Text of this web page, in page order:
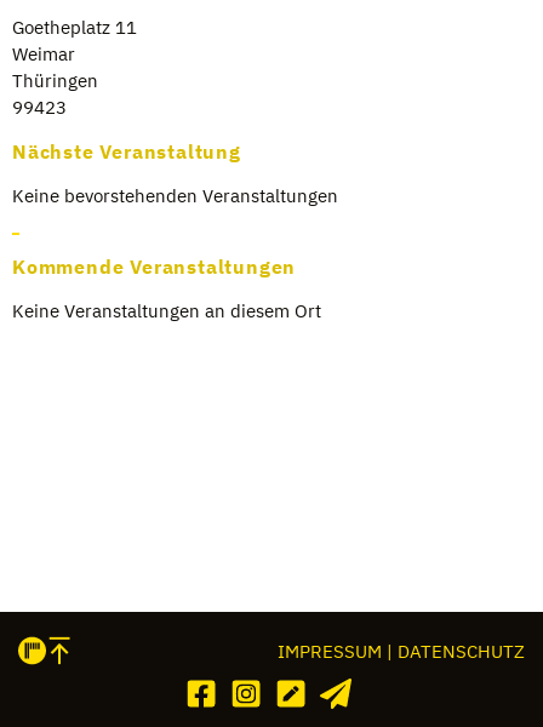
Goe­the­platz 11
Wei­mar
Thü­rin­gen
99423
Nächste Veranstaltung
Keine bevor­ste­hen­den Ver­an­stal­tun­gen
Kommende Veranstaltungen
Keine Ver­an­stal­tun­gen an die­sem Ort
IMPRESSUM | DATENSCHUTZ